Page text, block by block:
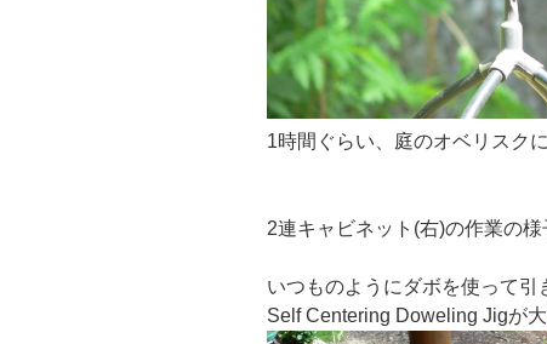
1時間ぐらい、庭のオベリスク
2連キャビネット(右)の作業の様
いつものようにダボを使って引
Self Centering Doweling Jigが大